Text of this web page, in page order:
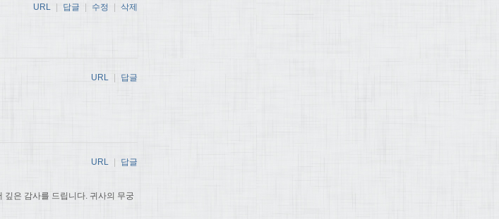
URL | 답글 | 수정 | 삭제
URL 답글
은 감사를 드립니다. 귀사의 무궁
URL 답글